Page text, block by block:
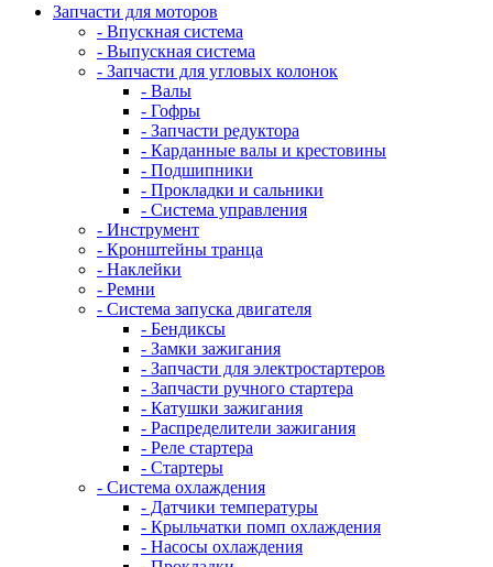
Запчасти для моторов
- Впускная система
- Выпускная система
- Запчасти для угловых колонок
- Валы
- Гофры
- Запчасти редуктора
- Карданные валы и крестовины
- Подшипники
- Прокладки и сальники
- Система управления
- Инструмент
- Кронштейны транца
- Наклейки
- Ремни
- Система запуска двигателя
- Бендиксы
- Замки зажигания
- Запчасти для электростартеров
- Запчасти ручного стартера
- Катушки зажигания
- Распределители зажигания
- Реле стартера
- Стартеры
- Система охлаждения
- Датчики температуры
- Крыльчатки помп охлаждения
- Насосы охлаждения